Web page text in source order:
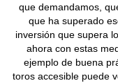
que demandamos,
que ha superado
inversión que supera
ahora con estas
ejemplo de buena
toros accesible puede